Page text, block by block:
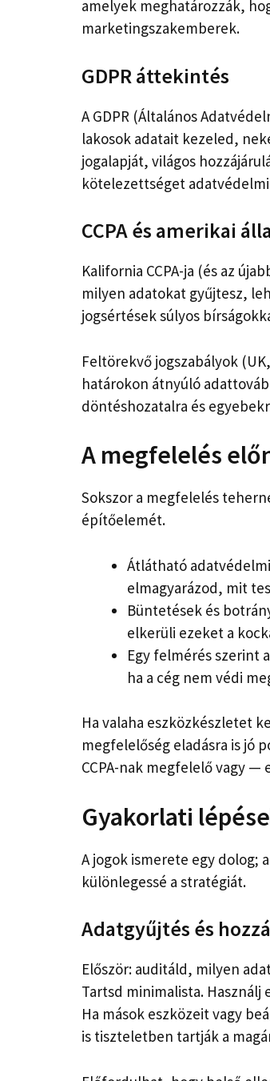
amelyek meghatározzák,
marketingszakemberek.
GDPR áttekintés
A GDPR (Általános
lakosok adatait kezeled,
jogalapját, világos
kötelezettséget
CCPA és amerikai
Kalifornia CCPA-ja (és az
milyen adatokat gyűjtesz,
jogsértések súlyos
Feltörekvő jogszabályok
határokon átnyúló
döntéshozatalra és
A megfelelés
Sokszor a megfelelés
építőelemét.
Átlátható
elmagyarázod, mit
Büntetések és
elkerüli ezeket a
Egy felmérés szerint
ha a cég nem védi
Ha valaha eszközkészletet
megfelelőség eladásra is jó
CCPA-nak megfelelő vagy —
Gyakorlati
A jogok ismerete egy dolog;
különlegessé a stratégiát.
Adatgyűjtés és
Először: auditáld, milyen
Tartsd minimalista. Használj
Ha mások eszközeit vagy
is tiszteletben tartják a